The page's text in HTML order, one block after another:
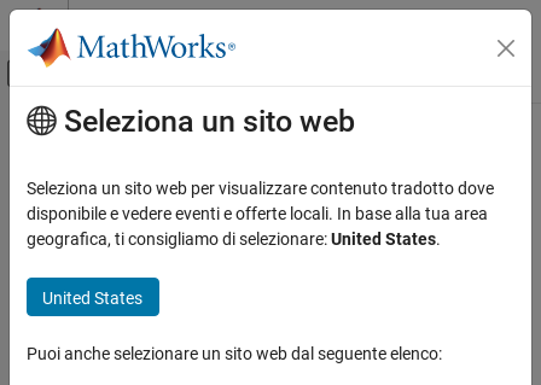
Vai al contenuto
Attiva/disattiva menu di navigazione
Pagina iniziale della documentazione
Sviluppo SoC, ASIC e FPGA
Contenuto principale
Seleziona un sito web
Seleziona un sito web per visualizzare contenuto tradotto dove
disponibile e vedere eventi e offerte locali. In base alla tua area
geografica, ti consigliamo di selezionare:United States.
United States
Puoi anche selezionare un sito web dal seguente elenco: